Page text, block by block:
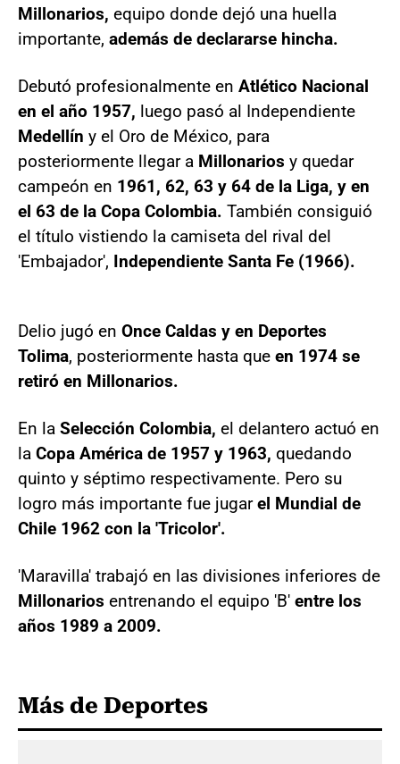
Millonarios, equipo donde dejó una huella
importante, además de declararse hincha.
Debutó profesionalmente en Atlético Nacional
en el año 1957, luego pasó al Independiente
Medellín y el Oro de México, para
posteriormente llegar a Millonarios y quedar
campeón en 1961, 62, 63 y 64 de la Liga, y en
el 63 de la Copa Colombia. También consiguió
el título vistiendo la camiseta del rival del
'Embajador', Independiente Santa Fe (1966).
Delio jugó en Once Caldas y en Deportes
Tolima, posteriormente hasta que en 1974 se
retiró en Millonarios.
En la Selección Colombia, el delantero actuó en
la Copa América de 1957 y 1963, quedando
quinto y séptimo respectivamente. Pero su
logro más importante fue jugarel Mundial de
Chile 1962 con la 'Tricolor'.
'Maravilla' trabajó en las divisiones inferiores de
Millonarios entrenando el equipo 'B' entre los
años 1989 a 2009.
Más de Deportes